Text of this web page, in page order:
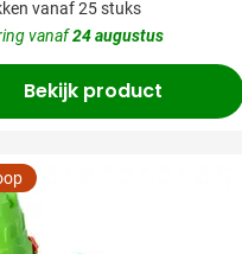
vanaf 25 stuks
vanaf24 augustus
Bekijk product